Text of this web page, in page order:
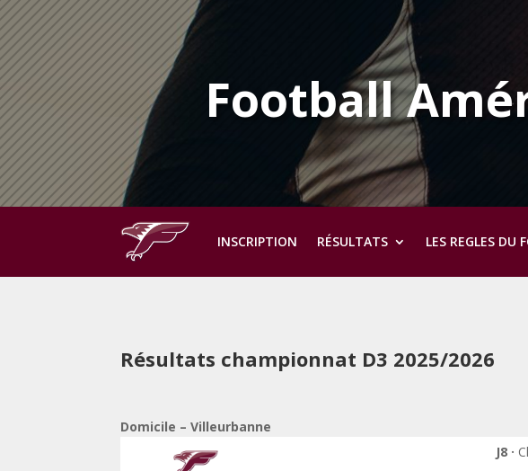
Football
INSCRIPTION RÉSULTATS LES REGLES DU
Résultats championnat D3 2025/2026
Domicile – Villeurbanne
J8 ·